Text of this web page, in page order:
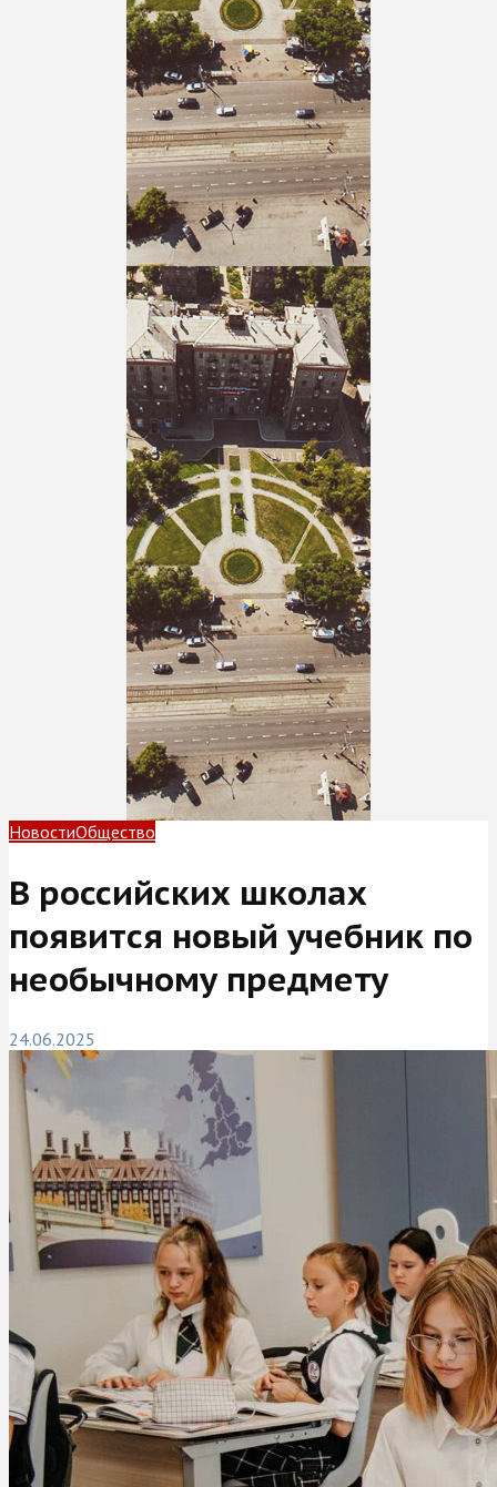
НовостиОбщество
В российских школах
появится новый учебник по
необычному предмету
24.06.2025